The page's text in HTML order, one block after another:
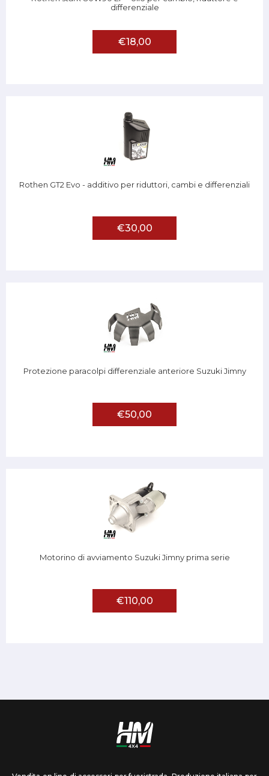
differenziale
€18,00
Rothen GT2 Evo - additivo per riduttori, cambi e differenziali
€30,00
Protezione paracolpi differenziale anteriore Suzuki Jimny
€50,00
Motorino di avviamento Suzuki Jimny prima serie
€110,00